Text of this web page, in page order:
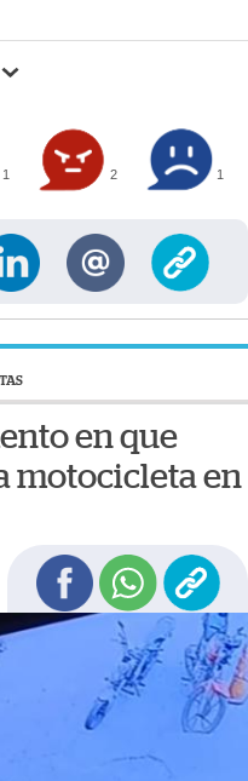
1 2 1
en que
motocicleta en